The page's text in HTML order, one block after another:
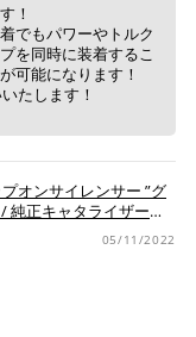
！
でもパワーやトルク
を同時に装着するこ
可能になります！
たします！
プオンサイレンサー ”グ
05/11/2022